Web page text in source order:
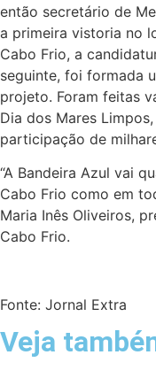
então secretário de
a primeira vistoria no
Cabo Frio, a
seguinte, foi formada
projeto. Foram feitas
Dia dos Mares
participação de
“A Bandeira Azul vai
Cabo Frio como em
Maria Inês Oliveiros,
Cabo Frio.
Fonte: Jornal Extra
Veja